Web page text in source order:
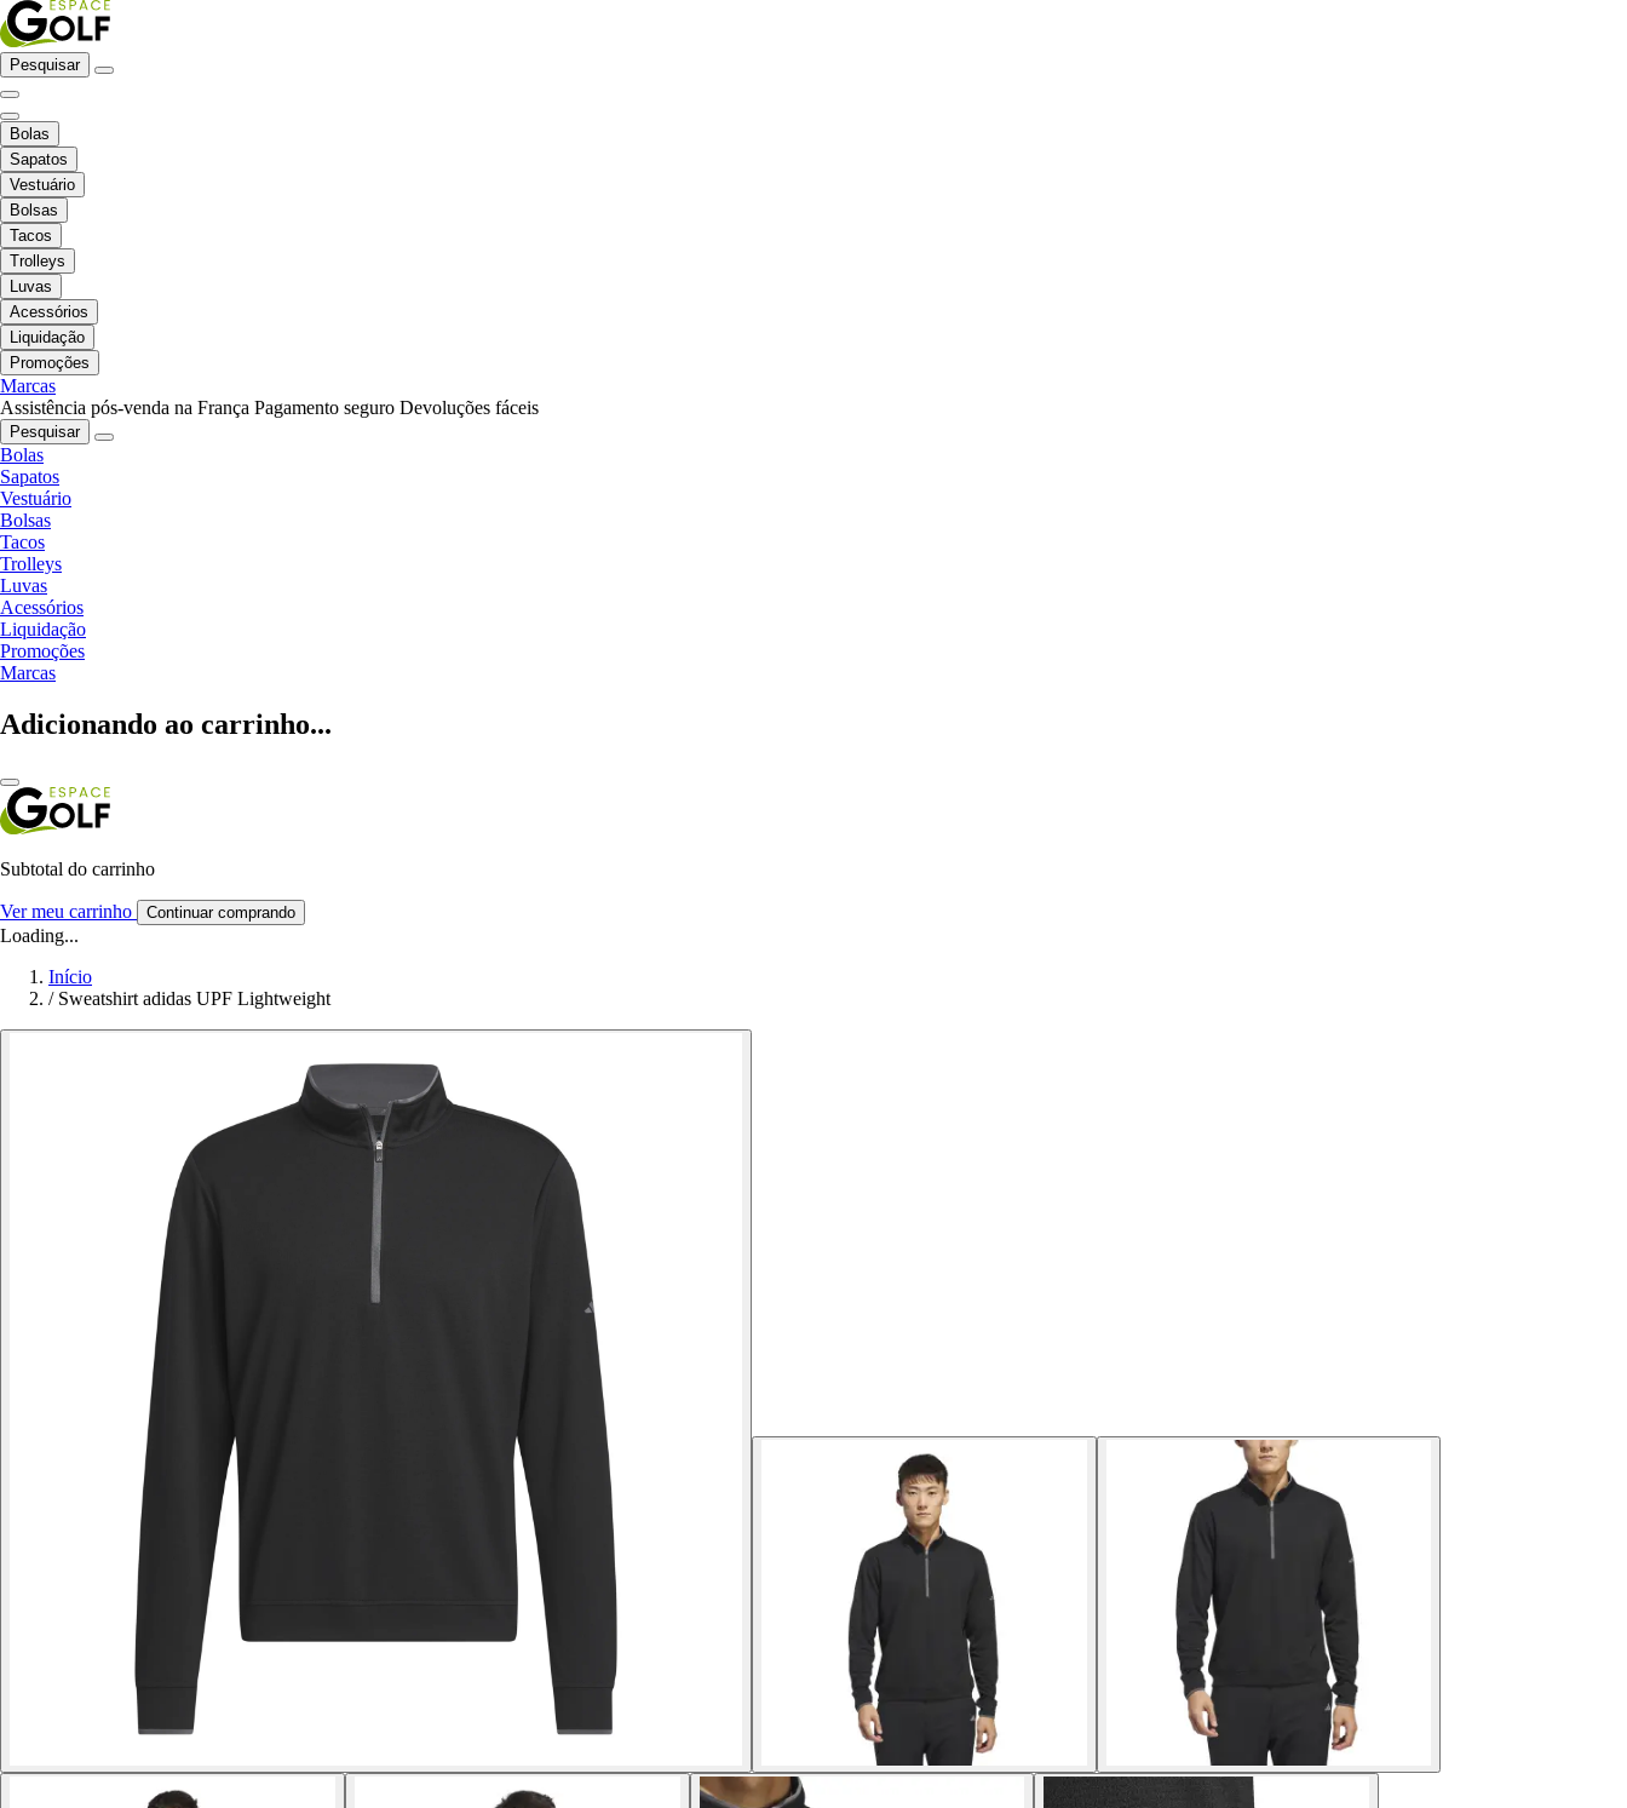
Pesquisar
Bolas
Sapatos
Vestuário
Bolsas
Tacos
Trolleys
Luvas
Acessórios
Liquidação
Promoções
Marcas
Assistência pós-venda na França Pagamento seguro Devoluções fáceis
Pesquisar
Bolas
Sapatos
Vestuário
Bolsas
Tacos
Trolleys
Luvas
Acessórios
Liquidação
Promoções
Marcas
Adicionando ao carrinho...
Subtotal do carrinho
Ver meu carrinho Continuar comprando
Loading...
Início
/ Sweatshirt adidas UPF Lightweight